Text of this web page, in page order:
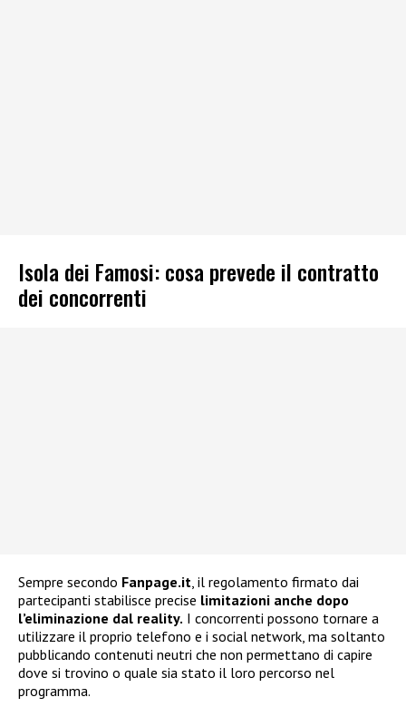
Isola dei Famosi: cosa prevede il contratto
dei concorrenti
Sempre secondo Fanpage.it, il regolamento firmato dai
partecipanti stabilisce precise limitazioni anche dopo
l’eliminazione dal reality. I concorrenti possono tornare a
utilizzare il proprio telefono e i social network, ma soltanto
pubblicando contenuti neutri che non permettano di capire
dove si trovino o quale sia stato il loro percorso nel
programma.